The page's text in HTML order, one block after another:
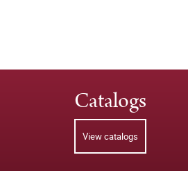
Catalogs
View catalogs